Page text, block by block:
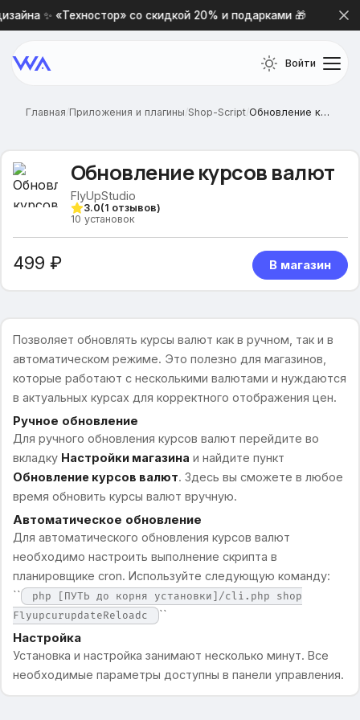
✨ «Техностор» со скидкой 20% и подарками 🎁
Войти
Главная/Приложения и плагины/Shop-Script/ Обновление курсов валют
Обновление курсов валют
FlyUpStudio
3.0(1 отзывов)
10 установок
499 ₽ В магазин
Позволяет обновлять курсы валют как в ручном, так и в
автоматическом режиме. Это полезно для магазинов,
которые работают с несколькими валютами и нуждаются
в актуальных курсах для корректного отображения цен.
Ручное обновление
Для ручного обновления курсов валют перейдите во
вкладку Настройки магазина и найдите пункт
Обновление курсов валют. Здесь вы сможете в любое
время обновить курсы валют вручную.
Автоматическое обновление
Для автоматического обновления курсов валют
необходимо настроить выполнение скрипта в
планировщике cron. Используйте следующую команду:
``
php [ПУТЬ до корня установки]/cli.php shop
FlyupcurupdateReloadc
``
Настройка
Установка и настройка занимают несколько минут. Все
необходимые параметры доступны в панели управления.